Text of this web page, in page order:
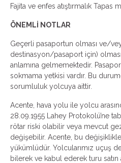
Fajita ve enfes atıştırmalık Tapas
ÖNEMLİ NOTLAR
Geçerli pasaportun olması ve/
destinasyon/pasaport için)
anlamına gelmemektedir.
sokmama yetkisi vardır. Bu
sorumluluk yolcuya aittir.
Acente, hava yolu ile yolcu
28.09.1955 Lahey Protokolü’ne
rötar riski olabilir veya mevcut
değişebilir. Acente, bu
yükümlüdür. Yolcularımız uçuş
bilerek ve kabul ederek turu satın